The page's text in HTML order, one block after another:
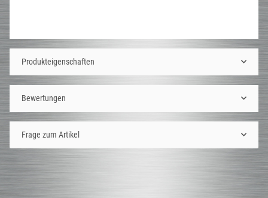
Produkteigenschaften
Bewertungen
Frage zum Artikel